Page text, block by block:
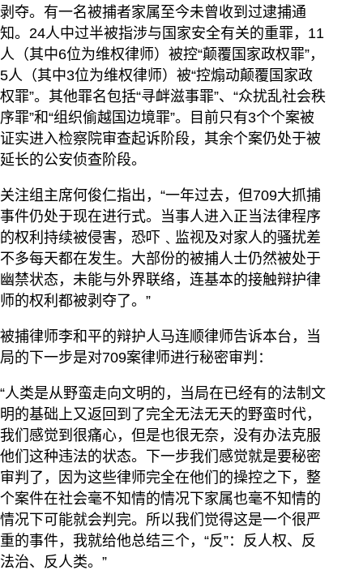
剥夺。有一名被捕者家属至今未曾收到过逮捕通
知。24人中过半被指涉与国家安全有关的重罪，11
人（其中6位为维权律师）被控“颠覆国家政权罪”，
5人（其中3位为维权律师）被“控煽动颠覆国家政
权罪”。其他罪名包括“寻衅滋事罪”、“众扰乱社会秩
序罪”和“组织偷越国边境罪”。目前只有3个个案被
证实进入检察院审查起诉阶段，其余个案仍处于被
延长的公安侦查阶段。
关注组主席何俊仁指出，“一年过去，但709大抓捕
事件仍处于现在进行式。当事人进入正当法律程序
的权利持续被侵害，恐吓﹑监视及对家人的骚扰差
不多每天都在发生。大部份的被捕人士仍然被处于
幽禁状态，未能与外界联络，连基本的接触辩护律
师的权利都被剥夺了。”
被捕律师李和平的辩护人马连顺律师告诉本台，当
局的下一步是对709案律师进行秘密审判：
“人类是从野蛮走向文明的，当局在已经有的法制文
明的基础上又返回到了完全无法无天的野蛮时代，
我们感觉到很痛心，但是也很无奈，没有办法克服
他们这种违法的状态。下一步我们感觉就是要秘密
审判了，因为这些律师完全在他们的操控之下，整
个案件在社会毫不知情的情况下家属也毫不知情的
情况下可能就会判完。所以我们觉得这是一个很严
重的事件，我就给他总结三个，“反”：反人权、反
法治、反人类。”